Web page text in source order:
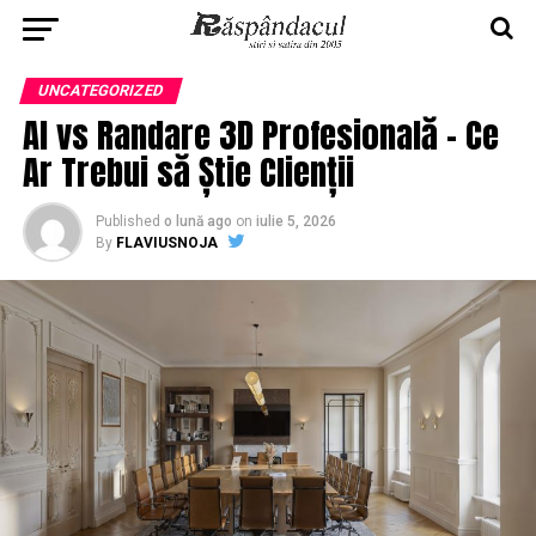
UNCATEGORIZED
AI vs Randare 3D Profesională – Ce
Ar Trebui să Știe Clienții
Published o lună ago on iulie 5, 2026
By FLAVIUSNOJA